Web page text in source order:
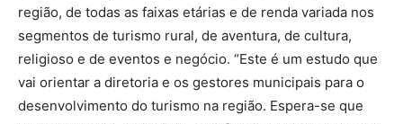
região, de todas as faixas etárias e de renda variada nos
segmentos de turismo rural, de aventura, de cultura,
religioso e de eventos e negócio. “Este é um estudo que
vai orientar a diretoria e os gestores municipais para o
desenvolvimento do turismo na região. Espera-se que